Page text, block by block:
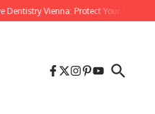
Vienna: Protect Your Smile